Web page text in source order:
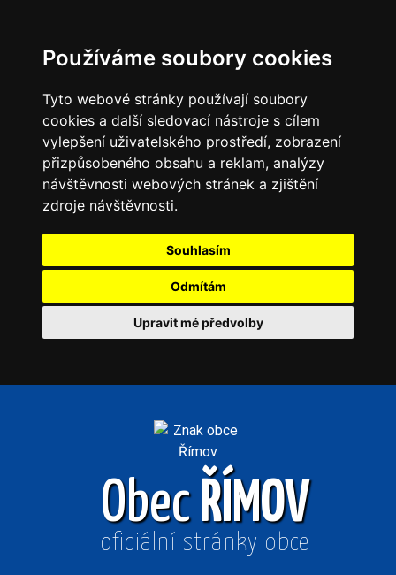
Používáme soubory cookies
Tyto webové stránky používají soubory
cookies a další sledovací nástroje s cílem
vylepšení uživatelského prostředí, zobrazení
přizpůsobeného obsahu a reklam, analýzy
návštěvnosti webových stránek a zjištění
zdroje návštěvnosti.
Souhlasím
Odmítám
Upravit mé předvolby
ObecŘÍMOV
oficiální stránky obce